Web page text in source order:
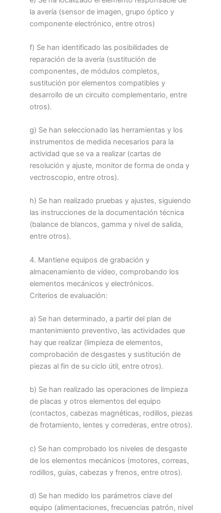
la avería (sensor de imagen, grupo óptico y
componente electrónico, entre otros)
f) Se han identificado las posibilidades de
reparación de la avería (sustitución de
componentes, de módulos completos,
sustitución por elementos compatibles y
desarrollo de un circuito complementario, entre
otros).
g) Se han seleccionado las herramientas y los
instrumentos de medida necesarios para la
actividad que se va a realizar (cartas de
resolución y ajuste, monitor de forma de onda y
vectroscopio, entre otros).
h) Se han realizado pruebas y ajustes, siguiendo
las instrucciones de la documentación técnica
(balance de blancos, gamma y nivel de salida,
entre otros).
4. Mantiene equipos de grabación y
almacenamiento de vídeo, comprobando los
elementos mecánicos y electrónicos.
Criterios de evaluación:
a) Se han determinado, a partir del plan de
mantenimiento preventivo, las actividades que
hay que realizar (limpieza de elementos,
comprobación de desgastes y sustitución de
piezas al fin de su ciclo útil, entre otros).
b) Se han realizado las operaciones de limpieza
de placas y otros elementos del equipo
(contactos, cabezas magnéticas, rodillos, piezas
de frotamiento, lentes y correderas, entre otros).
c) Se han comprobado los niveles de desgaste
de los elementos mecánicos (motores, correas,
rodillos, guías, cabezas y frenos, entre otros).
d) Se han medido los parámetros clave del
equipo (alimentaciones, frecuencias patrón, nivel